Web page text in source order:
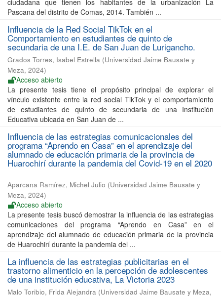
ciudadana que tienen los habitantes de la urbanización La
Pascana del distrito de Comas, 2014. También ...
Influencia de la Red Social TikTok en el
Comportamiento en estudiantes de quinto de
secundaria de una I.E. de San Juan de Lurigancho.
Grados Torres, Isabel Estrella (Universidad Jaime Bausate y
Meza, 2024)
Acceso abierto
La presente tesis tiene el propósito principal de explorar el
vínculo existente entre la red social TikTok y el comportamiento
de estudiantes de quinto de secundaria de una Institución
Educativa ubicada en San Juan de ...
Influencia de las estrategias comunicacionales del
programa “Aprendo en Casa” en el aprendizaje del
alumnado de educación primaria de la provincia de
Huarochirí durante la pandemia del Covid-19 en el 2020
Aparcana Ramírez, Michel Julio (Universidad Jaime Bausate y
Meza, 2024)
Acceso abierto
La presente tesis buscó demostrar la influencia de las estrategias
comunicaciones del programa “Aprendo en Casa” en el
aprendizaje del alumnado de educación primaria de la provincia
de Huarochirí durante la pandemia del ...
La influencia de las estrategias publicitarias en el
trastorno alimenticio en la percepción de adolescentes
de una institución educativa, La Victoria 2023
Malo Toribio, Frida Alejandra (Universidad Jaime Bausate y Meza,